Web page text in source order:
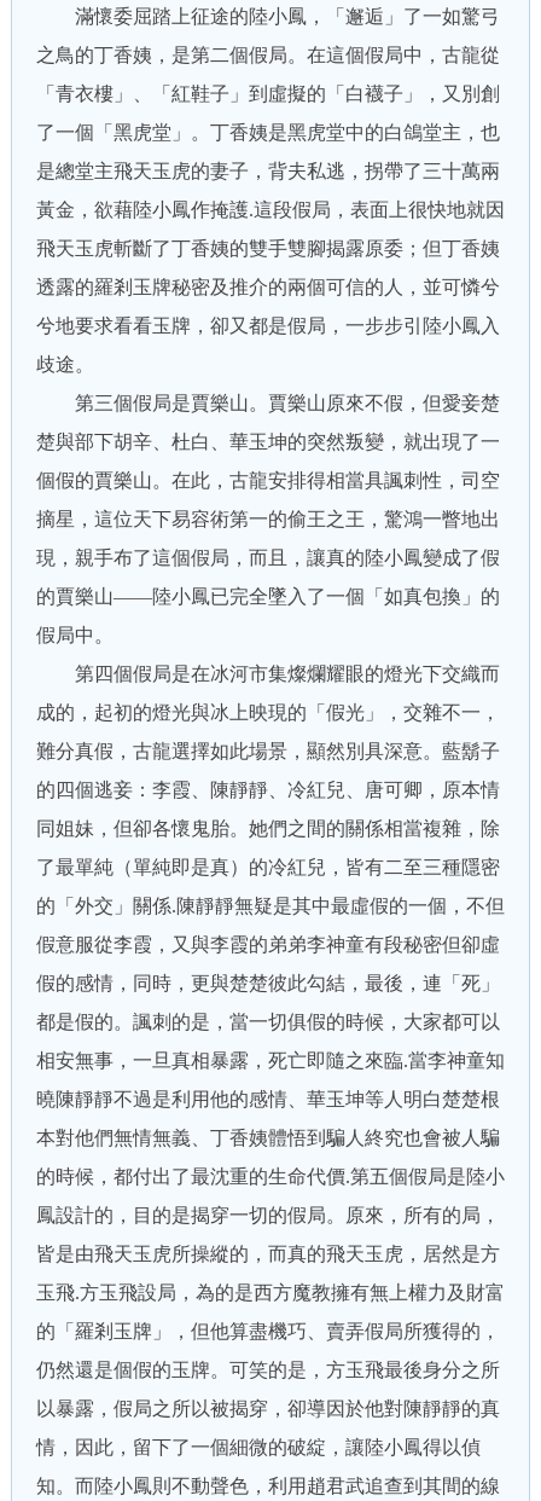
滿懷委屈踏上征途的陸小鳳，「邂逅」了一如驚弓
之鳥的丁香姨，是第二個假局。在這個假局中，古龍從
「青衣樓」、「紅鞋子」到虛擬的「白襪子」，又別創
了一個「黑虎堂」。丁香姨是黑虎堂中的白鴿堂主，也
是總堂主飛天玉虎的妻子，背夫私逃，拐帶了三十萬兩
黃金，欲藉陸小鳳作掩護.這段假局，表面上很快地就因
飛天玉虎斬斷了丁香姨的雙手雙腳揭露原委；但丁香姨
透露的羅剎玉牌秘密及推介的兩個可信的人，並可憐兮
兮地要求看看玉牌，卻又都是假局，一步步引陸小鳳入
歧途。
第三個假局是賈樂山。賈樂山原來不假，但愛妾楚
楚與部下胡辛、杜白、華玉坤的突然叛變，就出現了一
個假的賈樂山。在此，古龍安排得相當具諷刺性，司空
摘星，這位天下易容術第一的偷王之王，驚鴻一瞥地出
現，親手布了這個假局，而且，讓真的陸小鳳變成了假
的賈樂山——陸小鳳已完全墜入了一個「如真包換」的
假局中。
第四個假局是在冰河市集燦爛耀眼的燈光下交織而
成的，起初的燈光與冰上映現的「假光」，交雜不一，
難分真假，古龍選擇如此場景，顯然別具深意。藍鬍子
的四個逃妾：李霞、陳靜靜、冷紅兒、唐可卿，原本情
同姐妹，但卻各懷鬼胎。她們之間的關係相當複雜，除
了最單純（單純即是真）的冷紅兒，皆有二至三種隱密
的「外交」關係.陳靜靜無疑是其中最虛假的一個，不但
假意服從李霞，又與李霞的弟弟李神童有段秘密但卻虛
假的感情，同時，更與楚楚彼此勾結，最後，連「死」
都是假的。諷刺的是，當一切俱假的時候，大家都可以
相安無事，一旦真相暴露，死亡即隨之來臨.當李神童知
曉陳靜靜不過是利用他的感情、華玉坤等人明白楚楚根
本對他們無情無義、丁香姨體悟到騙人終究也會被人騙
的時候，都付出了最沈重的生命代價.第五個假局是陸小
鳳設計的，目的是揭穿一切的假局。原來，所有的局，
皆是由飛天玉虎所操縱的，而真的飛天玉虎，居然是方
玉飛.方玉飛設局，為的是西方魔教擁有無上權力及財富
的「羅剎玉牌」，但他算盡機巧、賣弄假局所獲得的，
仍然還是個假的玉牌。可笑的是，方玉飛最後身分之所
以暴露，假局之所以被揭穿，卻導因於他對陳靜靜的真
情，因此，留下了一個細微的破綻，讓陸小鳳得以偵
知。而陸小鳳則不動聲色，利用趙君武追查到其間的線